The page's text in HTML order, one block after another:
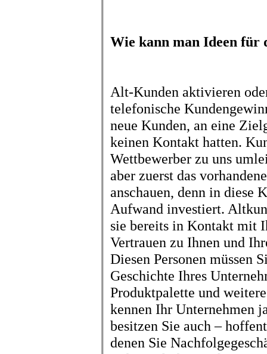
Wie kann man Ideen für
Alt-Kunden aktivieren
telefonische
neue Kunden, an eine
keinen Kontakt hatten.
Wettbewerber zu uns
aber zuerst das
anschauen, denn in diese
Aufwand investiert.
sie bereits in Kontakt mit
Vertrauen zu Ihnen und
Diesen Personen müssen
Geschichte Ihres
Produktpalette und
kennen Ihr Unternehmen
besitzen Sie auch –
denen Sie